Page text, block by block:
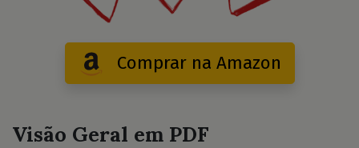
Comprar na Amazon
Visão Geral em PDF